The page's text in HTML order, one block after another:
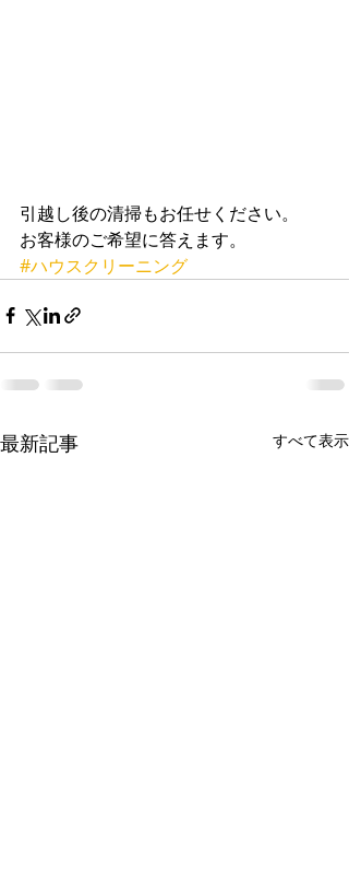
引越し後の清掃もお任せください。
お客様のご希望に答えます。
#ハウスクリーニング
最新記事 すべて表示